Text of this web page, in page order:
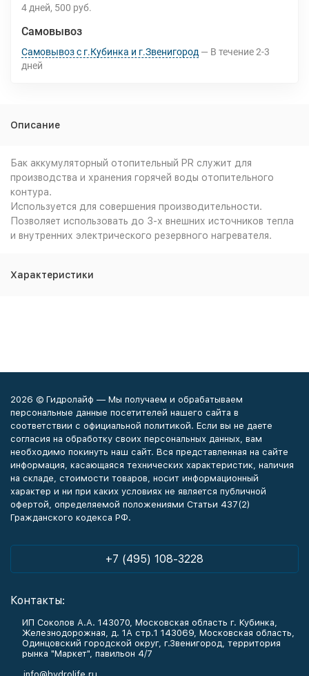
4 дней 500 руб.
Самовывоз
Самовывоз с г.Кубинка и г.Звенигород В течение2-3
дней
Описание
Бак аккумуляторный отопительный PR служит для
производства и хранения горячей воды отопительного
контура.
Используется для совершения производительности.
Позволяет использовать до 3-х внешних источников тепла
и внутренних электрического резервного нагревателя.
Характеристики
2026 © Гидролайф — Мы получаем и обрабатываем
персональные данные посетителей нашего сайта в
соответствии с официальной политикой. Если вы не даете
согласия на обработку своих персональных данных, вам
необходимо покинуть наш сайт. Вся представленная на сайте
информация, касающаяся технических характеристик, наличия
на складе, стоимости товаров, носит информационный
характер и ни при каких условиях не является публичной
офертой, определяемой положениями Статьи 437(2)
Гражданского кодекса РФ.
+7 (495) 108-3228
Контакты:
ИП Соколов А.А. 143070, Московская область г. Кубинка,
Железнодорожная, д. 1А стр.1 143069, Московская область,
Одинцовский городской округ, г.Звенигород, территория
рынка "Маркет", павильон 4/7